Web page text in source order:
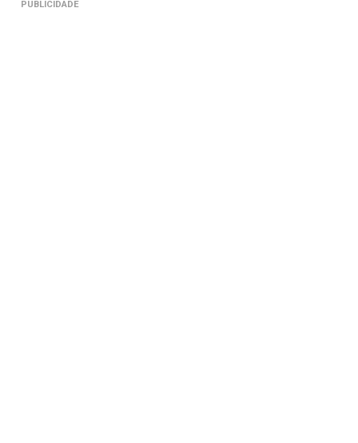
PUBLICIDADE